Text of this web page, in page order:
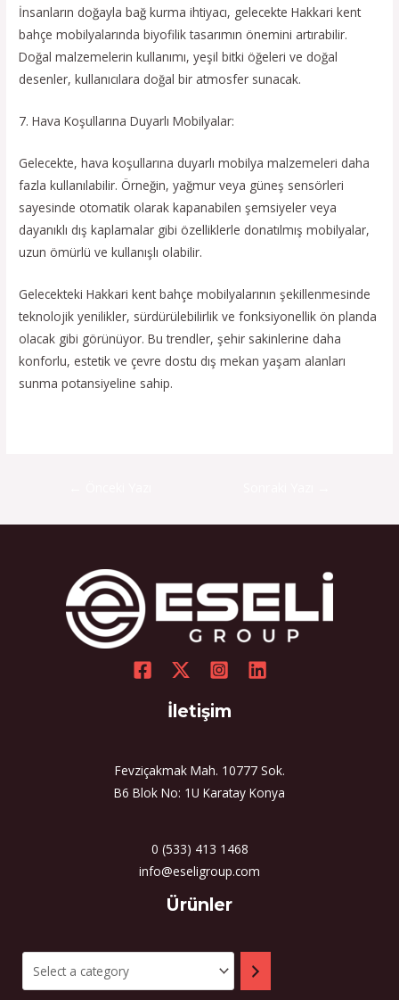
İnsanların doğayla bağ kurma ihtiyacı, gelecekte Hakkari kent
bahçe mobilyalarında biyofilik tasarımın önemini artırabilir.
Doğal malzemelerin kullanımı, yeşil bitki öğeleri ve doğal
desenler, kullanıcılara doğal bir atmosfer sunacak.
7. Hava Koşullarına Duyarlı Mobilyalar:
Gelecekte, hava koşullarına duyarlı mobilya malzemeleri daha
fazla kullanılabilir. Örneğin, yağmur veya güneş sensörleri
sayesinde otomatik olarak kapanabilen şemsiyeler veya
dayanıklı dış kaplamalar gibi özelliklerle donatılmış mobilyalar,
uzun ömürlü ve kullanışlı olabilir.
Gelecekteki Hakkari kent bahçe mobilyalarının şekillenmesinde
teknolojik yenilikler, sürdürülebilirlik ve fonksiyonellik ön planda
olacak gibi görünüyor. Bu trendler, şehir sakinlerine daha
konforlu, estetik ve çevre dostu dış mekan yaşam alanları
sunma potansiyeline sahip.
İletişim
Fevziçakmak Mah. 10777 Sok.
B6 Blok No: 1U Karatay Konya
0 (533) 413 1468
info@eseligroup.com
Ürünler